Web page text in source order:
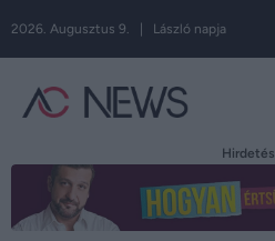
2026. Augusztus 9. | László napja
Hirdetés